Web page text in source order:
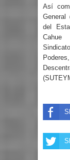
Así
General
del
Cahue